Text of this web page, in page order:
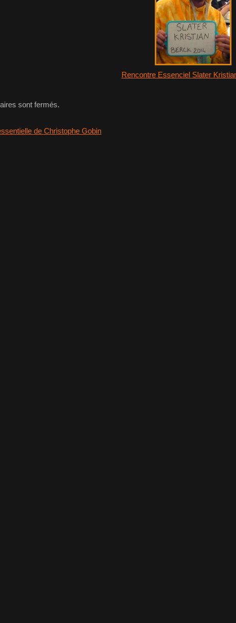
Rencontre Essenciel Slater
sont fermés.
de Christophe Gobin